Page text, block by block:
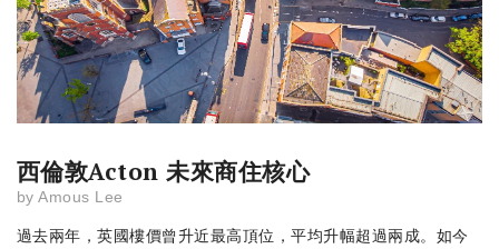
西倫敦Acton 未來商住核心
by Amous Lee
過去兩年，英國樓價曾升近最高頂位，平均升幅超過兩成。如今